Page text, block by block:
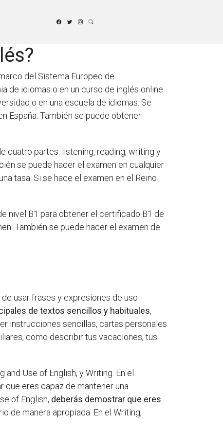
del Sistema Europeo de
de idiomas o en un curso de inglés online.
o en una escuela de idiomas. Se
España. También se puede obtener
cuatro partes: listening, reading, writing y
se puede hacer el examen en cualquier
tasa. Si se hace el examen en el Reino
nivel B1 para obtener el certificado B1 de
También se puede hacer el examen de
de usar frases y expresiones de uso
de textos sencillos y habituales,
instrucciones sencillas, cartas personales
como describir tus vacaciones, tus
and Use of English, y Writing. En el
que eres capaz de mantener una
of English, deberás demostrar que eres
de manera apropiada. En el Writing,